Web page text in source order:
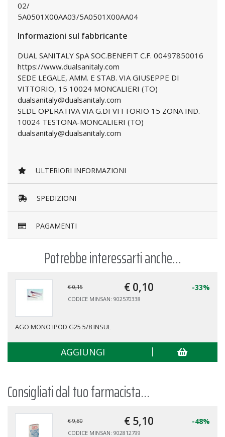
02/
5A0501X00AA03/5A0501X00AA04
Informazioni sul fabbricante
DUAL SANITALY SpA SOC.BENEFIT C.F. 00497850016
https://www.dualsanitaly.com
SEDE LEGALE, AMM. E STAB. VIA GIUSEPPE DI
VITTORIO, 15 10024 MONCALIERI (TO)
dualsanitaly@dualsanitaly.com
SEDE OPERATIVA VIA G.DI VITTORIO 15 ZONA IND.
10024 TESTONA-MONCALIERI (TO)
dualsanitaly@dualsanitaly.com
ULTERIORI INFORMAZIONI
SPEDIZIONI
PAGAMENTI
Potrebbe interessarti anche...
€ 0,15 € 0,10 -33%
CODICE MINSAN: 902570338
AGO MONO IPOD G25 5/8 INSUL
AGGIUNGI
Consigliati dal tuo farmacista...
€ 9,80 € 5,10 -48%
CODICE MINSAN: 902812799